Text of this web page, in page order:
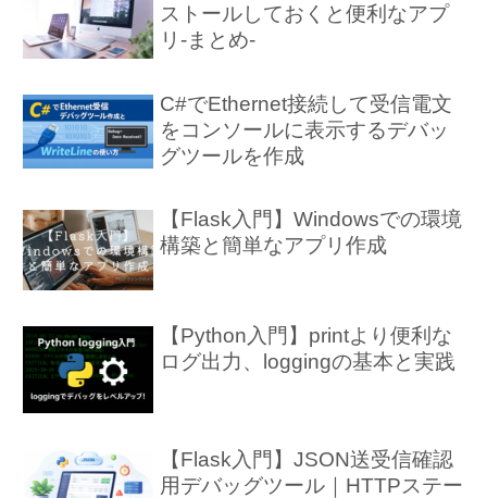
ストールしておくと便利なアプ
リ-まとめ-
C#でEthernet接続して受信電文
をコンソールに表示するデバッ
グツールを作成
【Flask入門】Windowsでの環境
構築と簡単なアプリ作成
【Python入門】printより便利な
ログ出力、loggingの基本と実践
【Flask入門】JSON送受信確認
用デバッグツール｜HTTPステー